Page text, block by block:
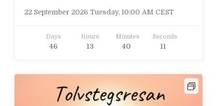
22 September 2026 Tuesday, 10:00 AM CEST
Days
46
Hours
13
Minutes
40
Seconds
09